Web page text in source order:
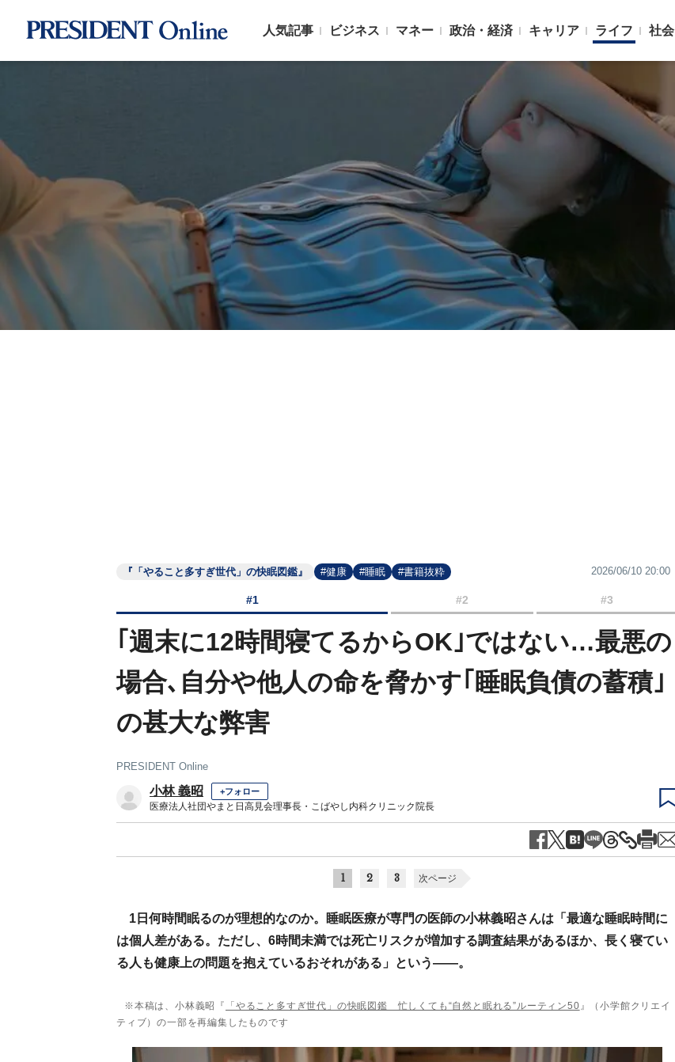
人気記事 ビジネス マネー 政治・経済 キャリア ライフ 社会
『「やること多すぎ世代」の快眠図鑑』 #健康 #睡眠 #書籍抜粋 2026/06/10 20:00
#1 #2 #3
｢週末に12時間寝てるからOK｣ではない…最悪の
場合､自分や他人の命を脅かす｢睡眠負債の蓄積｣
の甚大な弊害
PRESIDENT Online
小林 義昭 +フォロー
医療法人社団やまと日高見会理事長・こばやし内科クリニック院長
1 2 3 次ページ
1日何時間眠るのが理想的なのか。睡眠医療が専門の医師の小林義昭さんは「最適な睡眠時間に
は個人差がある。ただし、6時間未満では死亡リスクが増加する調査結果があるほか、長く寝てい
る人も健康上の問題を抱えているおそれがある」という――。
※本稿は、小林義昭『 「やること多すぎ世代」の快眠図鑑 忙しくても“自然と眠れる”ルーティン50 』（小学館クリエイ
ティブ）の一部を再編集したものです